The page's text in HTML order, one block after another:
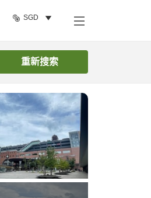
SGD
重新搜索
搜索客房